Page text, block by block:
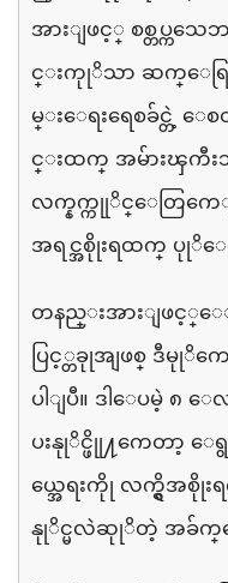
အားျဖင့္ စစ္တပ္ကသ
င္းကုုိသာ ဆက္ေရြ
မ္းေရးရေစခ်င္တဲ့ ေစ
င္းထက္ အမ်ားၾကီး
လက္နက္ကုုိင္ေတြကေ
အရင္အစိုုးရထက္ ပုုိေ
တနည္းအားျဖင့္ေ
ပြင့္တခုုအျဖစ္ ဒီမုုိကေ
ပါျပီ။ ဒါေပမဲ့ ၈ ေ
ပးနုုိင္ဖိုု႔ကေတာ့ ေရွ
ယ္အေရးကိုု လက္ရွိအစိုုး
နုုိင္မလဲဆုုိတဲ့ အခ်က္